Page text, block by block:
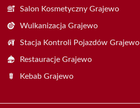
Salon Kosmetyczny Grajewo
Wulkanizacja Grajewo
Stacja Kontroli Pojazdów Grajewo
Restauracje Grajewo
Kebab Grajewo